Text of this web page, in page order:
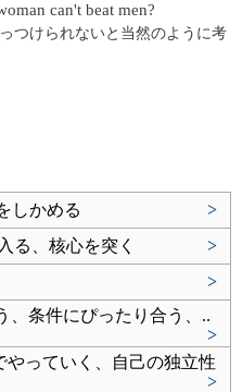
can't beat men?
つけられないと当然のように考
しかめる
>
る、核心を突く
>
>
、条件にぴったり合う、..
>
やっていく、自己の独立性
>